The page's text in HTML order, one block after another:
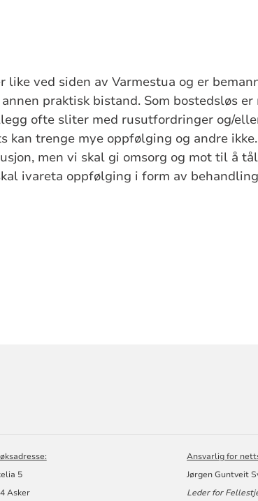
like ved siden av Varmestua og er
praktisk bistand. Som bostedsløs
ofte sliter med rusutfordringer og/
kan trenge mye oppfølging og andre
men vi skal gi omsorg og mot til å
ivareta oppfølging i form av
5
Asker
Ansvarlig for
Jørgen Guntveit
Leder for